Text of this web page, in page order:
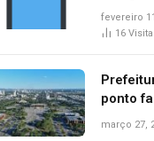
tratos
fevereiro
16
ponto
março 27,